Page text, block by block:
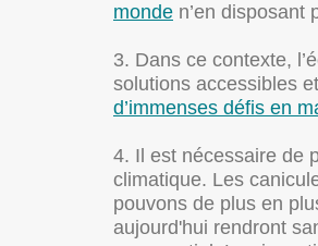
monde n’en disposant
3. Dans ce contexte,
solutions accessibles
d’immenses défis en
4. Il est nécessaire de
climatique. Les
pouvons de plus en
aujourd'hui rendront